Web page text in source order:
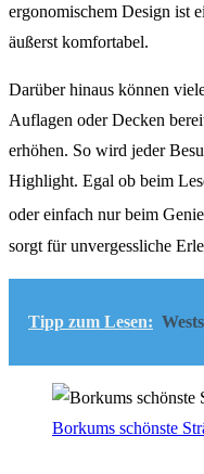
ergonomischem Design ist
äußerst komfortabel.
Darüber hinaus können
Auflagen oder Decken
erhöhen. So wird jeder
Highlight. Egal ob beim
oder einfach nur beim
sorgt für unvergessliche
Tipp zum Lesen:
Borkums schönste